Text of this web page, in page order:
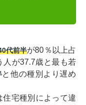
代前半が80％以上占
人が37.7歳と最も若
と他の種別より遅め
宅種別によって違